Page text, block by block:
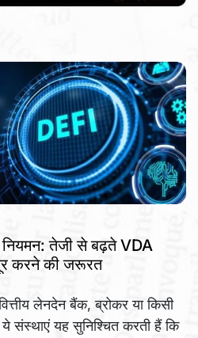
तेजी से बढ़ते VDA
करने की जरूरत
लेनदेन बैंक, ब्रोकर या किसी
संस्थाएं यह सुनिश्चित करती हैं कि